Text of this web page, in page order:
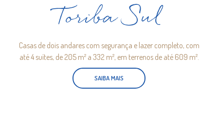
Toriba Sul
Casas de dois andares com segurança e lazer completo, com
até 4 suítes, de 205 m² a 332 m², em terrenos de até 609 m².
SAIBA MAIS